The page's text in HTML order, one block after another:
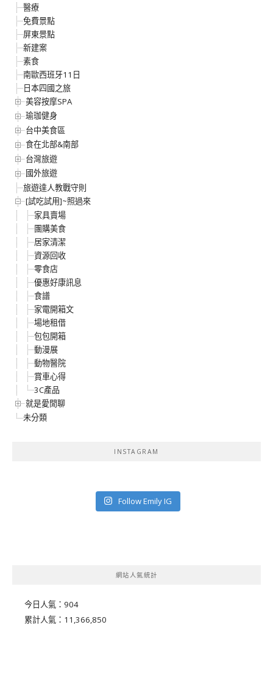
醫療
免費景點
屏東景點
新建案
素食
南歐西班牙11日
日本四國之旅
美容按摩SPA
瑜珈健身
台中美食區
食在北部&南部
台灣旅遊
國外旅遊
旅遊達人教戰守則
[試吃試用]~照過來
家具賣場
團購美食
居家清潔
資源回收
零食店
優惠好康訊息
食譜
家電開箱文
場地租借
包包開箱
動漫展
動物醫院
賞車心得
3C產品
就是愛閒聊
未分類
INSTAGRAM
Follow Emily IG
網站人氣統計
今日人氣： 904
累計人氣： 11,366,850